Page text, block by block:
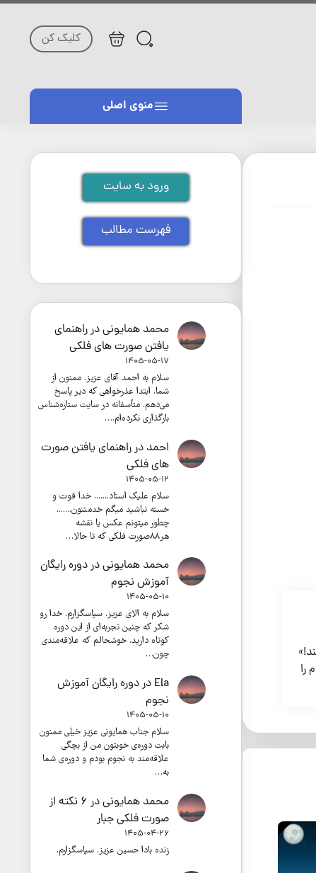
کلیک کن
منوی اصلی
نجوم را
ورود به سایت
فهرست مطالب
محمد همایونیدرراهنمای
یافتن صورت های فلکی
1405-05-17
سلام به احمد آقای عزیز. ممنون از
شما. ابتدا عذرخواهی که دیر پاسخ
می‌دهم. متأسفانه در سایت ستاره‌شناس
بارگذاری نکرده‌ام.…
احمد درراهنمای یافتن صورت
های فلکی
1405-05-12
سلام علیک استاد....... خدا قوت و
خسته نباشید میگم خدمتتون.......
چطور میتونم عکس یا نقشه
هر۸۸صورت فلکی که تا حالا…
محمد همایونیدردوره رایگان
آموزش نجوم
1405-05-10
سلام به الای عزیز. سپاسگزارم. خدا رو
شکر که چنین تجربه‌ای از این دوره
کوتاه دارید. خوشحالم که علاقه‌مندی
چون…
Ela دردوره رایگان آموزش
نجوم
1405-05-10
سلام جناب همایونی عزیز خیلی ممنون
بابت دوره‌ی خوبتون من از بچگی
علاقه‌مند به نجوم بودم و دوره‌ی شما
به…
محمد همایونیدر
۶ نکته از
صورت فلکی جبار
1405-04-26
زنده بادا حسین عزیز. سپاسگزارم.